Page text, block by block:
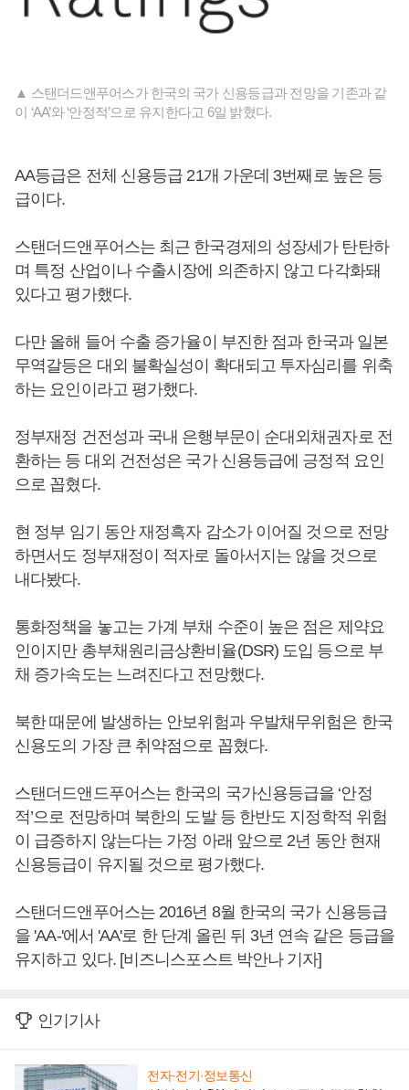
▲ 스탠더드앤푸어스가 한국의 국가 신용등급과 전망을 기존과 같
이 ‘AA’와 ‘안정적’으로 유지한다고 6일 밝혔다.
AA등급은 전체 신용등급 21개 가운데 3번째로 높은 등
급이다.
스탠더드앤푸어스는 최근 한국경제의 성장세가 탄탄하
며 특정 산업이나 수출시장에 의존하지 않고 다각화돼
있다고 평가했다.
다만 올해 들어 수출 증가율이 부진한 점과 한국과 일본
무역갈등은 대외 불확실성이 확대되고 투자심리를 위축
하는 요인이라고 평가했다.
정부재정 건전성과 국내 은행부문이 순대외채권자로 전
환하는 등 대외 건전성은 국가 신용등급에 긍정적 요인
으로 꼽혔다.
현 정부 임기 동안 재정흑자 감소가 이어질 것으로 전망
하면서도 정부재정이 적자로 돌아서지는 않을 것으로
내다봤다.
통화정책을 놓고는 가계 부채 수준이 높은 점은 제약요
인이지만 총부채원리금상환비율(DSR) 도입 등으로 부
채 증가속도는 느려진다고 전망했다.
북한 때문에 발생하는 안보위험과 우발채무위험은 한국
신용도의 가장 큰 취약점으로 꼽혔다.
스탠더드앤드푸어스는 한국의 국가신용등급을 ‘안정
적’으로 전망하며 북한의 도발 등 한반도 지정학적 위험
이 급증하지 않는다는 가정 아래 앞으로 2년 동안 현재
신용등급이 유지될 것으로 평가했다.
스탠더드앤푸어스는 2016년 8월 한국의 국가 신용등급
을 'AA-'에서 'AA'로 한 단계 올린 뒤 3년 연속 같은 등급을
유지하고 있다. [비즈니스포스트 박안나 기자]
인기기사
전자·전기·정보통신